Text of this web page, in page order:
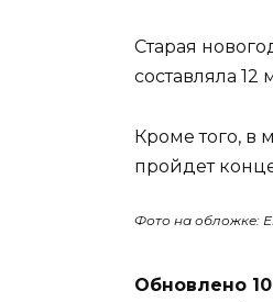
Старая
составляла
Кроме того, в
пройдет
Фото на обложке:
Обновлено